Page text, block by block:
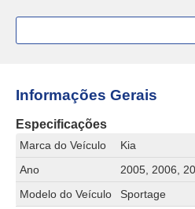
Informações Gerais
Especificações
Marca do Veículo
Kia
Ano
2005, 2006,
Modelo do Veículo
Sportage